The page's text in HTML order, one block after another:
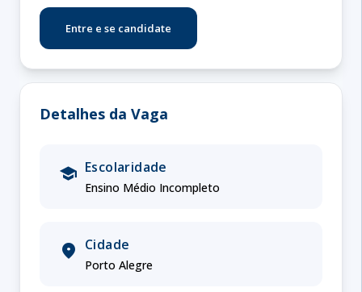
Entre e se candidate
Detalhes da Vaga
school Escolaridade
Ensino Médio Incompleto
location_on Cidade
Porto Alegre